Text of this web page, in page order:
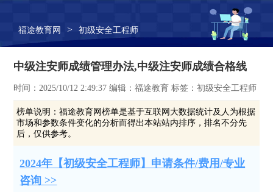
福途教育网 > 初级安全工程师
中级注安师成绩管理办法,中级注安师成绩合格线
时间：2025/10/12 2:49:37 编辑：福途教育 标签：初级安全工程师
榜单说明：福途教育网榜单是基于互联网大数据统计及人为根据
市场和参数条件变化的分析而得出本站站内排序，排名不分先
后，仅供参考。
2024年【初级安全工程师】申请条件/费用/专业
咨询 >>